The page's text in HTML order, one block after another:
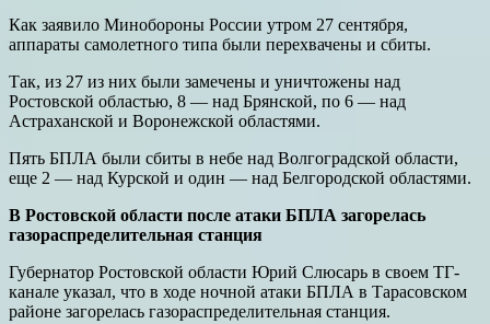
Как заявило Минобороны России утром 27 сентября,
аппараты самолетного типа были перехвачены и сбиты.
Так, из 27 из них были замечены и уничтожены над
Ростовской областью, 8 — над Брянской, по 6 — над
Астраханской и Воронежской областями.
Пять БПЛА были сбиты в небе над Волгоградской области,
еще 2 — над Курской и один — над Белгородской областями.
В Ростовской области после атаки БПЛА загорелась
газораспределительная станция
Губернатор Ростовской области Юрий Слюсарь в своем ТГ-
канале указал, что в ходе ночной атаки БПЛА в Тарасовском
районе загорелась газораспределительная станция.